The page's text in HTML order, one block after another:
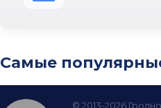
Самые
© 2013-2026